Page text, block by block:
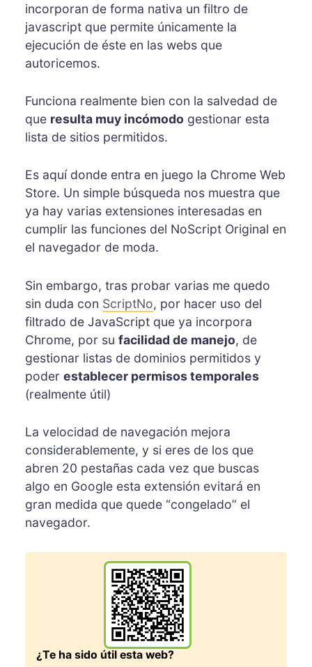
incorporan de forma nativa un filtro de
javascript que permite únicamente la
ejecución de éste en las webs que
autoricemos.
Funciona realmente bien con la salvedad de
que resulta muy incómodo gestionar esta
lista de sitios permitidos.
Es aquí donde entra en juego la Chrome Web
Store. Un simple búsqueda nos muestra que
ya hay varias extensiones interesadas en
cumplir las funciones del NoScript Original en
el navegador de moda.
Sin embargo, tras probar varias me quedo
sin duda con ScriptNo, por hacer uso del
filtrado de JavaScript que ya incorpora
Chrome, por su facilidad de manejo, de
gestionar listas de dominios permitidos y
poder establecer permisos temporales
(realmente útil)
La velocidad de navegación mejora
considerablemente, y si eres de los que
abren 20 pestañas cada vez que buscas
algo en Google esta extensión evitará en
gran medida que quede “congelado” el
navegador.
¿Te ha sido útil esta web?